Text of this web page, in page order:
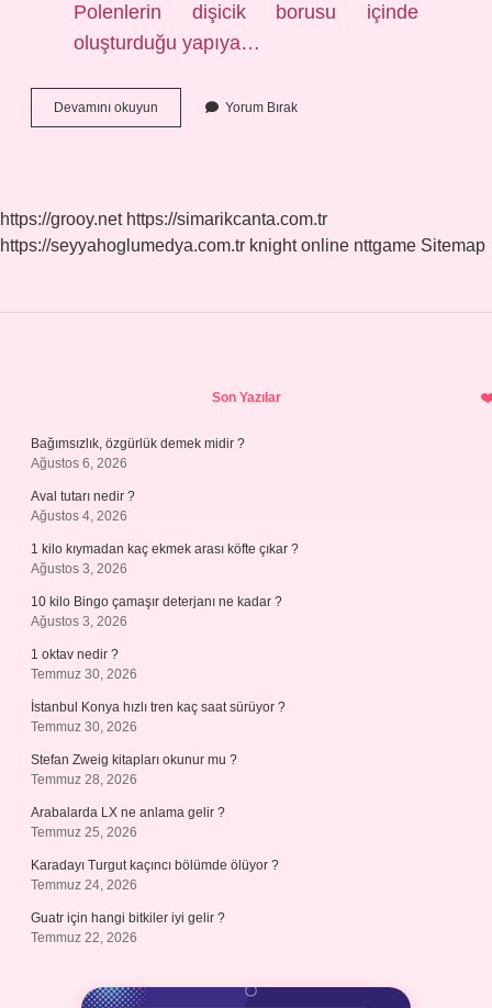
Polenlerin dişicik borusu içinde
oluşturduğu yapıya…
Devamını okuyun
Borusu
Yorum Bırak
https://grooy.net https://simarikcanta.com.tr
https://seyyahoglumedya.com.tr knight online nttgame Sitemap
Son Yazılar
Bağımsızlık, özgürlük demek midir ?
Ağustos 6, 2026
Aval tutarı nedir ?
Ağustos 4, 2026
1 kilo kıymadan kaç ekmek arası köfte çıkar ?
Ağustos 3, 2026
10 kilo Bingo çamaşır deterjanı ne kadar ?
Ağustos 3, 2026
1 oktav nedir ?
Temmuz 30, 2026
İstanbul Konya hızlı tren kaç saat sürüyor ?
Temmuz 30, 2026
Stefan Zweig kitapları okunur mu ?
Temmuz 28, 2026
Arabalarda LX ne anlama gelir ?
Temmuz 25, 2026
Karadayı Turgut kaçıncı bölümde ölüyor ?
Temmuz 24, 2026
Guatr için hangi bitkiler iyi gelir ?
Temmuz 22, 2026